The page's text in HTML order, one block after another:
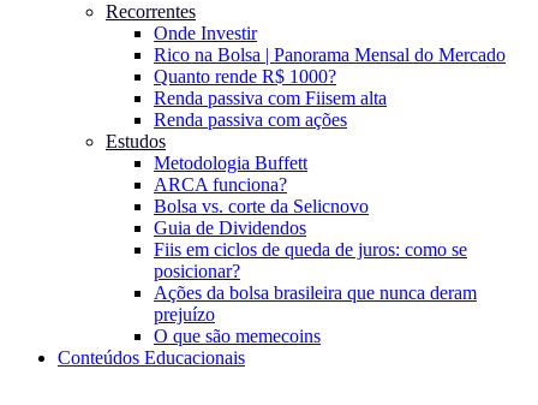
Recorrentes
Onde Investir
Rico na Bolsa | Panorama Mensal do Mercado
Quanto rende R$ 1000?
Renda passiva com Fiisem alta
Renda passiva com ações
Estudos
Metodologia Buffett
ARCA funciona?
Bolsa vs. corte da Selicnovo
Guia de Dividendos
Fiis em ciclos de queda de juros: como se
posicionar?
Ações da bolsa brasileira que nunca deram
prejuízo
O que são memecoins
Conteúdos Educacionais